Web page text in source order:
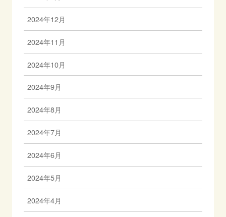
2024年12月
2024年11月
2024年10月
2024年9月
2024年8月
2024年7月
2024年6月
2024年5月
2024年4月